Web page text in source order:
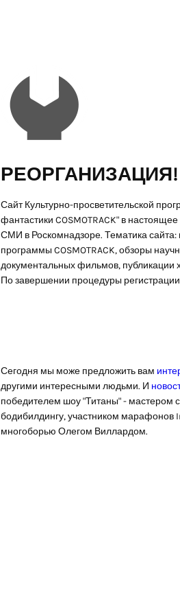
РЕОРГАНИЗАЦИЯ!
Сайт Культурно-просветительской
фантастики COSMOTRACK" в
СМИ в Роскомнадзоре. Тематика сайта:
программы COSMOTRACK, обзоры
документальных фильмов, публикации
По завершении процедуры регистрации
Сегодня мы може предложить вам
другими интересными людьми. И
победителем шоу "Титаны" - мастером
бодибилдингу, участником
многоборью Олегом Виллардом.